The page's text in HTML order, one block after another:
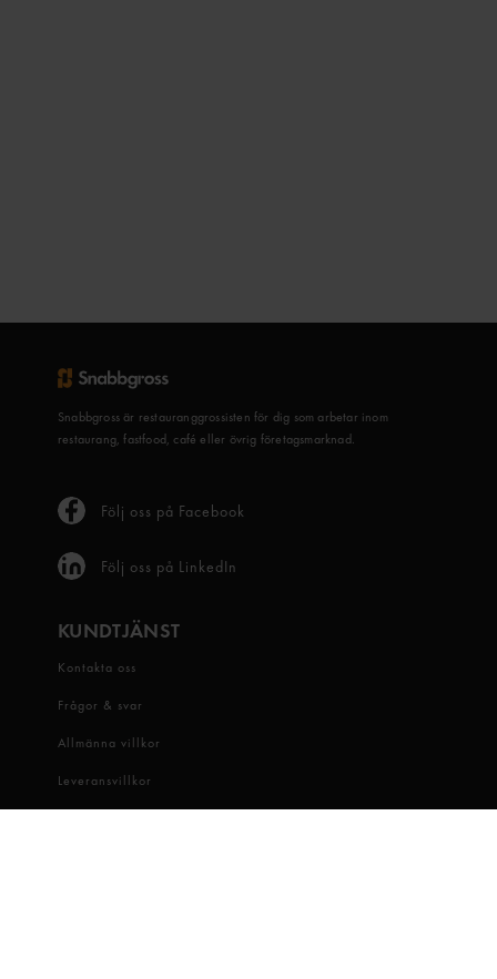
Snabbgross är restauranggrossisten för dig som arbetar inom
restaurang, fastfood, café eller övrig företagsmarknad.
Följ oss på Facebook
Följ oss på LinkedIn
KUNDTJÄNST
Kontakta oss
Frågor & svar
Allmänna villkor
Leveransvillkor